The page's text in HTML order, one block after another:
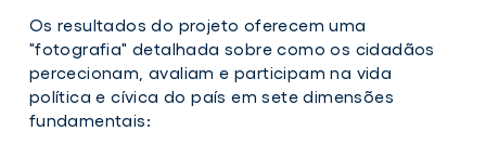
Os resultados do projeto oferecem uma
"fotografia" detalhada sobre como os cidadãos
percecionam, avaliam e participam na vida
política e cívica do país em sete dimensões
fundamentais: